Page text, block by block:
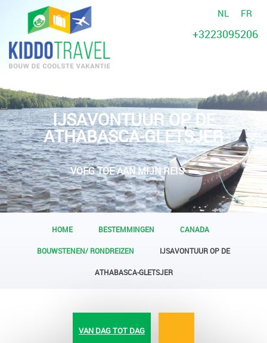
NL FR
+3223095206
IJSAVONTUUR OP DE
ATHABASCA-GLETSJER
VOEG TOE AAN MIJN REIS
HOME BESTEMMINGEN CANADA
BOUWSTENEN/ RONDREIZEN IJSAVONTUUR OP DE
ATHABASCA-GLETSJER
VAN DAG TOT DAG